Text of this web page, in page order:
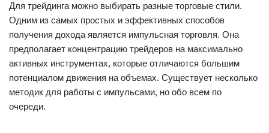
Для трейдинга можно выбирать разные торговые стили.
Одним из самых простых и эффективных способов
получения дохода является импульсная торговля. Она
предполагает концентрацию трейдеров на максимально
активных инструментах, которые отличаются большим
потенциалом движения на объемах. Существует несколько
методик для работы с импульсами, но обо всем по
очереди.